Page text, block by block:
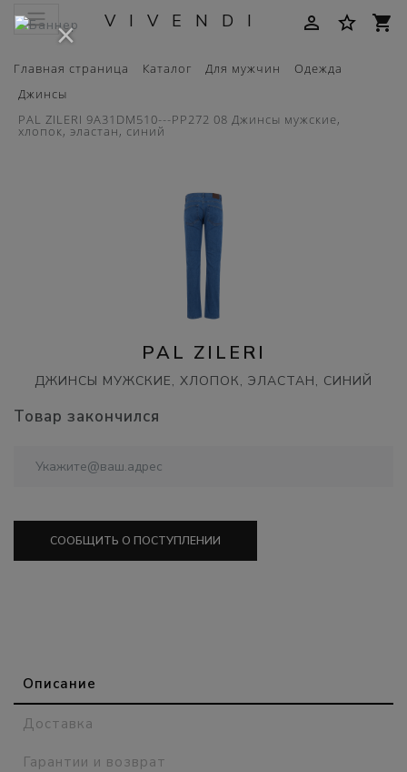
VIVENDI person_outline star_border shopping_cart
Главная страница Каталог Для мужчин
Одежда
Джинсы
PAL ZILERI 9A31DM510---PP272 08 Джинсы мужские,
хлопок, эластан, синий
PAL ZILERI
ДЖИНСЫ МУЖСКИЕ, ХЛОПОК, ЭЛАСТАН, СИНИЙ
Товар закончился
СООБЩИТЬ О ПОСТУПЛЕНИИ
Описание
Доставка
Гарантии и возврат
×